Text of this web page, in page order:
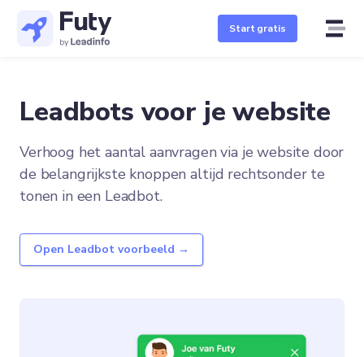
Start gratis
Leadbots voor je website
Verhoog het aantal aanvragen via je website door
de belangrijkste knoppen altijd rechtsonder te
tonen in een Leadbot.
Open Leadbot voorbeeld →